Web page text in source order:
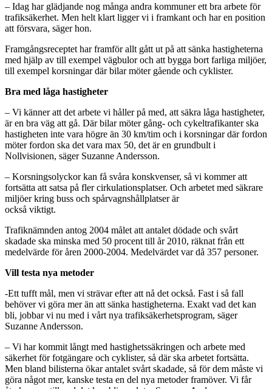
– Idag har glädjande nog många andra kommuner ett bra arbete för
trafiksäkerhet. Men helt klart ligger vi i framkant och har en position
att försvara, säger hon.
Framgångsreceptet har framför allt gått ut på att sänka hastigheterna
med hjälp av till exempel vägbulor och att bygga bort farliga miljöer,
till exempel korsningar där bilar möter gående och cyklister.
Bra med låga hastigheter
– Vi känner att det arbete vi håller på med, att säkra låga hastigheter,
är en bra väg att gå. Där bilar möter gång- och cykeltrafikanter ska
hastigheten inte vara högre än 30 km/tim och i korsningar där fordon
möter fordon ska det vara max 50, det är en grundbult i
Nollvisionen, säger Suzanne Andersson.
– Korsningsolyckor kan få svåra konskvenser, så vi kommer att
fortsätta att satsa på fler cirkulationsplatser. Och arbetet med säkrare
miljöer kring buss och spårvagnshållplatser är
också viktigt.
Trafiknämnden antog 2004 målet att antalet dödade och svårt
skadade ska minska med 50 procent till år 2010, räknat från ett
medelvärde för åren 2000-2004. Medelvärdet var då 357 personer.
Vill testa nya metoder
-Ett tufft mål, men vi strävar efter att nå det också. Fast i så fall
behöver vi göra mer än att sänka hastigheterna. Exakt vad det kan
bli, jobbar vi nu med i vårt nya trafiksäkerhetsprogram, säger
Suzanne Andersson.
– Vi har kommit långt med hastighetssäkringen och arbete med
säkerhet för fotgängare och cyklister, så där ska arbetet fortsätta.
Men bland bilisterna ökar antalet svårt skadade, så för dem måste vi
göra något mer, kanske testa en del nya metoder framöver. Vi får